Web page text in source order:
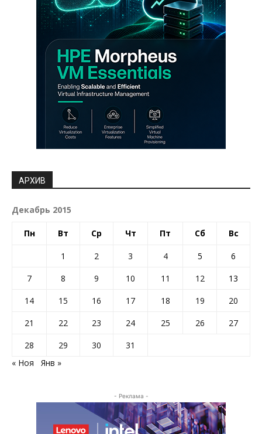
АРХИВ
Декабрь 2015
Пн Вт Ср Чт Пт Сб Вс
1 2 3 4 5
6
7
8 9 10 11 12
13
14
15 16 17 18 19
20
21
22 23 24 25 26
27
28
29 30
31
« Ноя
Янв »
- Реклама -